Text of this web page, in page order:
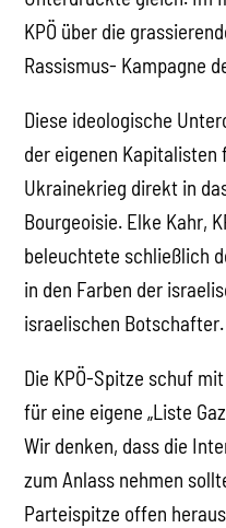
KPÖ über die
Rassismus- Kampagne
Diese ideologische
der eigenen Kapitalisten
Ukrainekrieg direkt in
Bourgeoisie. Elke Kahr,
beleuchtete schließlich
in den Farben der
israelischen Botschafter.
Die KPÖ-Spitze schuf
für eine eigene „Liste
Wir denken, dass die
zum Anlass nehmen
Parteispitze offen